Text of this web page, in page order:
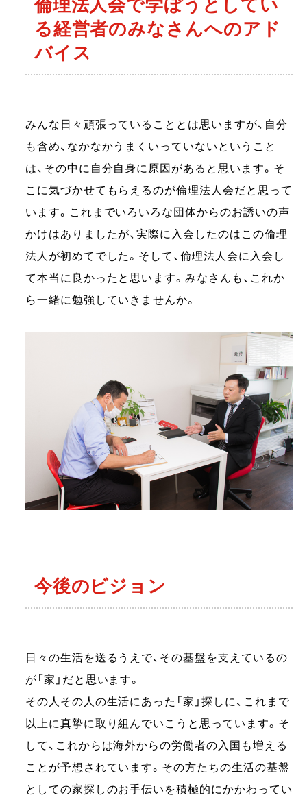
倫理法人会で学ぼうとしてい
る経営者のみなさんへのアド
バイス
みんな日々頑張っていることとは思いますが、自分
も含め、なかなかうまくいっていないということ
は、その中に自分自身に原因があると思います。そ
こに気づかせてもらえるのが倫理法人会だと思って
います。これまでいろいろな団体からのお誘いの声
かけはありましたが、実際に入会したのはこの倫理
法人が初めてでした。そして、倫理法人会に入会し
て本当に良かったと思います。みなさんも、これか
ら一緒に勉強していきませんか。
今後のビジョン
日々の生活を送るうえで、その基盤を支えているの
が「家」だと思います。
その人その人の生活にあった「家」探しに、これまで
以上に真摯に取り組んでいこうと思っています。そ
して、これからは海外からの労働者の入国も増える
ことが予想されています。その方たちの生活の基盤
としての家探しのお手伝いを積極的にかかわってい